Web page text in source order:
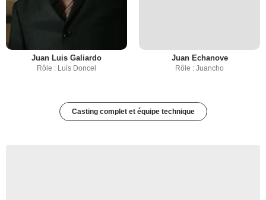
Juan Luis Galiardo
Rôle : Luis Doncel
Juan Echanove
Rôle : Juancho
Casting complet et équipe technique